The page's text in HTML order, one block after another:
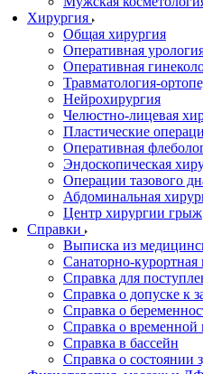
Хирургия
Общая хирургия
Оперативная
Оперативная
Травматология-
Нейрохирургия
Челюстно-лицевая
Пластические
Оперативная
Эндоскопическая
Операции тазового
Абдоминальная
Центр хирургии грыж
Справки
Выписка из
Санаторно-курортная
Справка для
Справка о допуске к
Справка о
Справка о временной
Справка в бассейн
Справка о состоянии